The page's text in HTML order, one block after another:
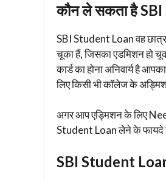
कौन ले सकता है SBI
SBI Student Loan वह
चूका हैं, जिसका एडमिशन हो
कार्ड का होना अनिवार्य है
लिए किसी भी कॉलेज के
अगर आप एड्मिशन के लिए
Student Loan लेने के फायदे
SBI Student